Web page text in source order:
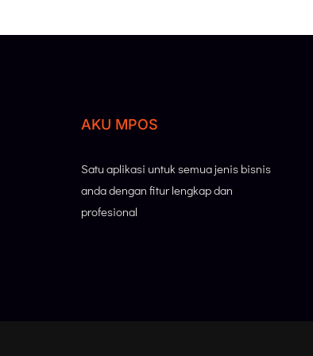
AKU MPOS
Satu aplikasi untuk semua jenis bisnis
anda dengan fitur lengkap dan
profesional